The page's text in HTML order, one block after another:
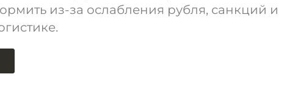
из-за ослабления рубля, санкций и